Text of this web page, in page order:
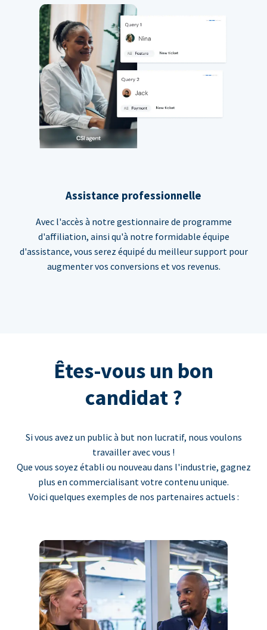
Assistance professionnelle
Avec l'accès à notre gestionnaire de programme
d'affiliation, ainsi qu'à notre formidable équipe
d'assistance, vous serez équipé du meilleur support pour
augmenter vos conversions et vos revenus.
Êtes-vous un bon
candidat ?
Si vous avez un public à but non lucratif, nous voulons
travailler avec vous !
Que vous soyez établi ou nouveau dans l'industrie, gagnez
plus en commercialisant votre contenu unique.
Voici quelques exemples de nos partenaires actuels :